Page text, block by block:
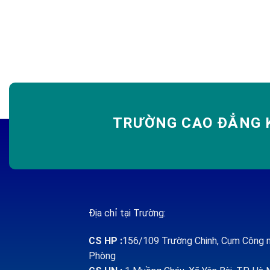
TRƯỜNG CAO ĐẲNG
Địa chỉ tại Trường:
CS HP :156/109 Trường Chinh, Cụm Công
Phòng